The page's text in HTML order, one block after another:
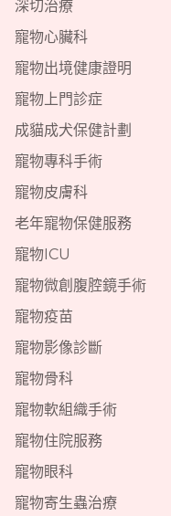
深切治療
寵物心臟科
寵物出境健康證明
寵物上門診症
成貓成犬保健計劃
寵物專科手術
寵物皮膚科
老年寵物保健服務
寵物ICU
寵物微創腹腔鏡手術
寵物疫苗
寵物影像診斷
寵物骨科
寵物軟組織手術
寵物住院服務
寵物眼科
寵物寄生蟲治療